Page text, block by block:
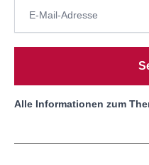
Alle Informationen zum